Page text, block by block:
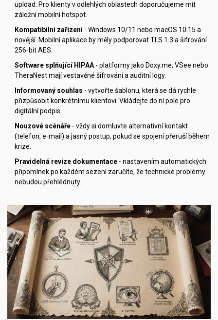
upload. Pro klienty v odlehlých oblastech doporučujeme mít
záložní mobilní hotspot.
Kompatibilní zařízení- Windows 10/11 nebo macOS 10.15 a
novější. Mobilní aplikace by měly podporovat TLS 1.3 a šifrování
256‑bit AES.
Software splňující HIPAA - platformy jako Doxy.me, VSee nebo
TheraNest mají vestavěné šifrování a auditní logy.
Informovaný souhlas - vytvořte šablonu, která se dá rychle
přizpůsobit konkrétnímu klientovi. Vkládejte do ní pole pro
digitální podpis.
Nouzové scénáře - vždy si domluvte alternativní kontakt
(telefon, e‑mail) a jasný postup, pokud se spojení přeruší během
krize.
Pravidelná revize dokumentace - nastavením automatických
připomínek po každém sezení zaručíte, že technické problémy
nebudou přehlédnuty.